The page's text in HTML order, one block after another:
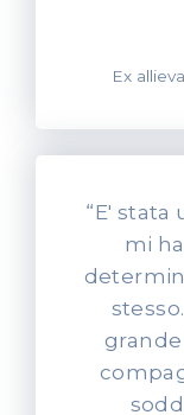
Ex
“E' stata
mi